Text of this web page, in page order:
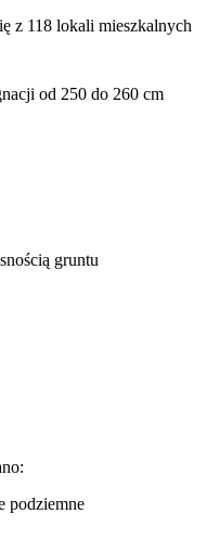
z 118 lokali mieszkalnych
od 250 do 260 cm
gruntu
podziemne